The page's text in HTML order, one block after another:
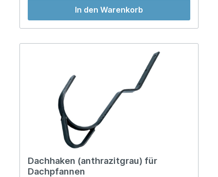
In den Warenkorb
Dachhaken (anthrazitgrau) für
Dachpfannen